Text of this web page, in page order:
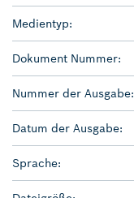
Medientyp:
Dokument Nummer:
Nummer der Ausgabe:
Datum der Ausgabe:
Sprache: